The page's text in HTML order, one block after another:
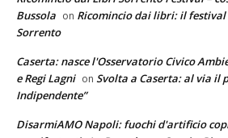
Bussola on Ricomincio dai libri: il
Sorrento
Caserta: nasce l'Osservatorio Civico
e Regi Lagni on Svolta a Caserta: al via il
Indipendente”
DisarmiAMO Napoli: fuochi d'artificio